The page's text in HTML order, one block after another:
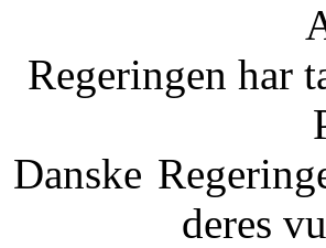
Regeringen har
deres
Danske